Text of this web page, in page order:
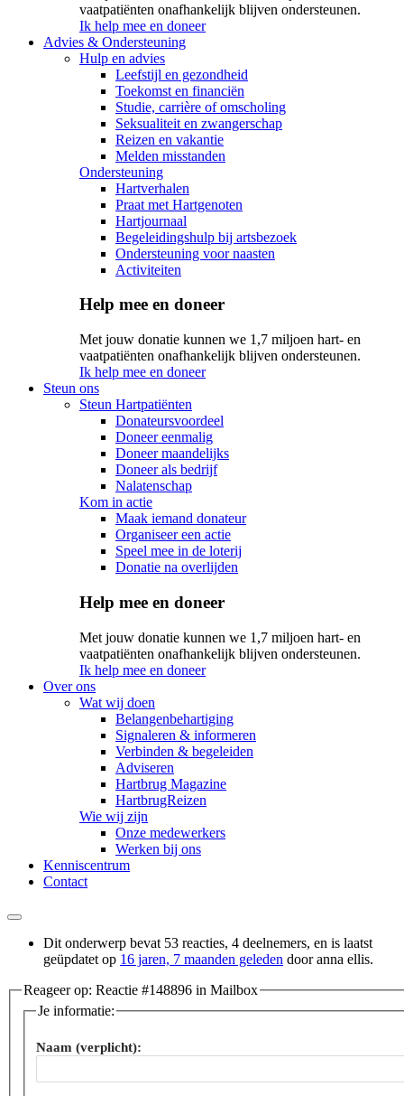
vaatpatiënten onafhankelijk blijven ondersteunen.
Ik help mee en doneer
Advies & Ondersteuning
Hulp en advies
Leefstijl en gezondheid
Toekomst en financiën
Studie, carrière of omscholing
Seksualiteit en zwangerschap
Reizen en vakantie
Melden misstanden
Ondersteuning
Hartverhalen
Praat met Hartgenoten
Hartjournaal
Begeleidingshulp bij artsbezoek
Ondersteuning voor naasten
Activiteiten
Help mee en doneer
Met jouw donatie kunnen we 1,7 miljoen hart- en
vaatpatiënten onafhankelijk blijven ondersteunen.
Ik help mee en doneer
Steun ons
Steun Hartpatiënten
Donateursvoordeel
Doneer eenmalig
Doneer maandelijks
Doneer als bedrijf
Nalatenschap
Kom in actie
Maak iemand donateur
Organiseer een actie
Speel mee in de loterij
Donatie na overlijden
Help mee en doneer
Met jouw donatie kunnen we 1,7 miljoen hart- en
vaatpatiënten onafhankelijk blijven ondersteunen.
Ik help mee en doneer
Over ons
Wat wij doen
Belangenbehartiging
Signaleren & informeren
Verbinden & begeleiden
Adviseren
Hartbrug Magazine
HartbrugReizen
Wie wij zijn
Onze medewerkers
Werken bij ons
Kenniscentrum
Contact
Dit onderwerp bevat 53 reacties, 4 deelnemers, en is laatst
geüpdatet op 16 jaren, 7 maanden geleden dooranna ellis.
Reageer op: Reactie #148896 in Mailbox
Je informatie:
Naam (verplicht):